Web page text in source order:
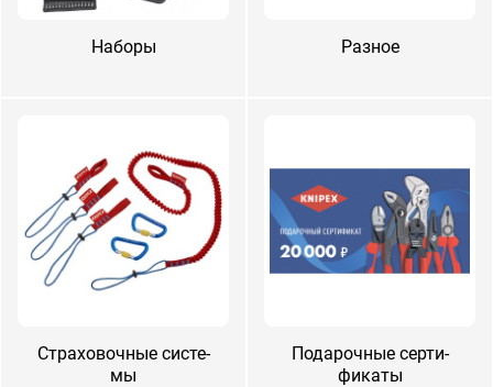
На­боры Раз­ное
Стра­ховоч­ные сис­те­
мы
По­дароч­ные сер­ти­
фика­ты